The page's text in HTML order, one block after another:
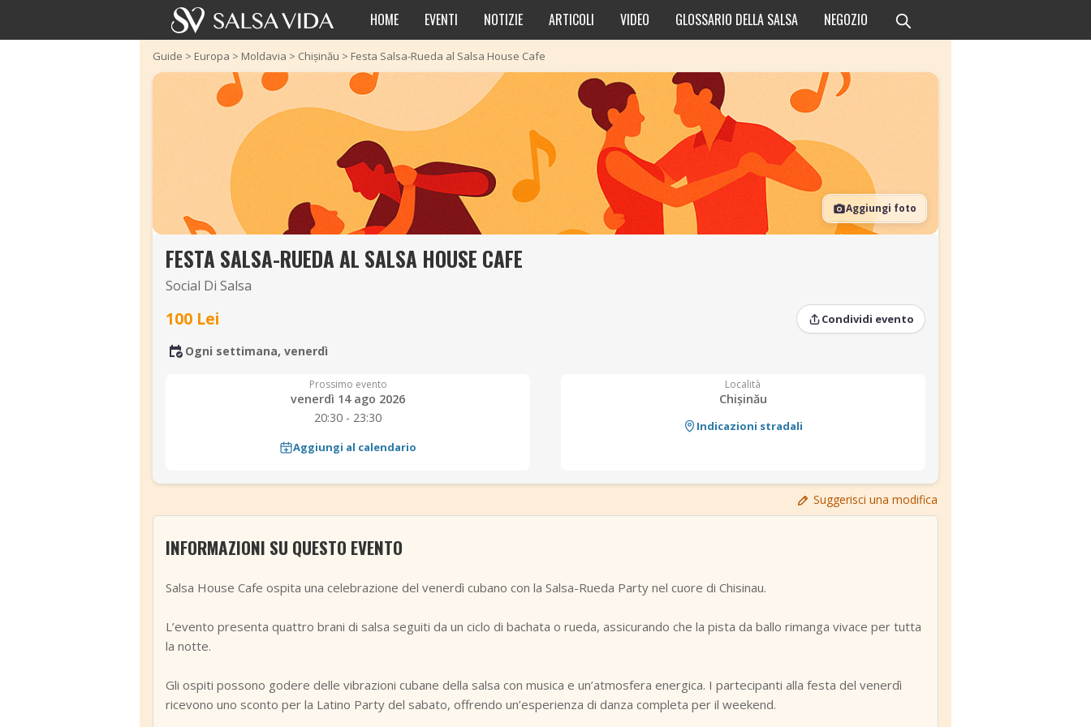
HOME EVENTI NOTIZIE ARTICOLI VIDEO GLOSSARIO DELLA SALSA NEGOZIO
Guide > Europa > Moldavia > Chișinău > Festa Salsa-Rueda al Salsa House Cafe
Aggiungi foto
FESTA SALSA-RUEDA AL SALSA HOUSE CAFE
Social Di Salsa
100 Lei Condividi evento
Ogni settimana, venerdì
Prossimo evento
venerdì 14 ago 2026
20:30 - 23:30
Aggiungi al calendario
Località
Chișinău
Indicazioni stradali
Suggerisci una modifica
INFORMAZIONI SU QUESTO EVENTO
Salsa House Cafe ospita una celebrazione del venerdì cubano con la Salsa-Rueda Party nel cuore di Chisinau.
L’evento presenta quattro brani di salsa seguiti da un ciclo di bachata o rueda, assicurando che la pista da ballo rimanga vivace per tutta
la notte.
Gli ospiti possono godere delle vibrazioni cubane della salsa con musica e un’atmosfera energica. I partecipanti alla festa del venerdì
ricevono uno sconto per la Latino Party del sabato, offrendo un’esperienza di danza completa per il weekend.